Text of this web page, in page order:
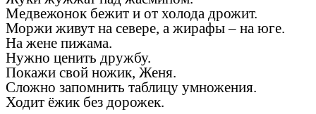
Медвежонок бежит и от холода дрожит.
Моржи живут на севере, а жирафы – на юге.
На жене пижама.
Нужно ценить дружбу.
Покажи свой ножик, Женя.
Сложно запомнить таблицу умножения.
Ходит ёжик без дорожек.